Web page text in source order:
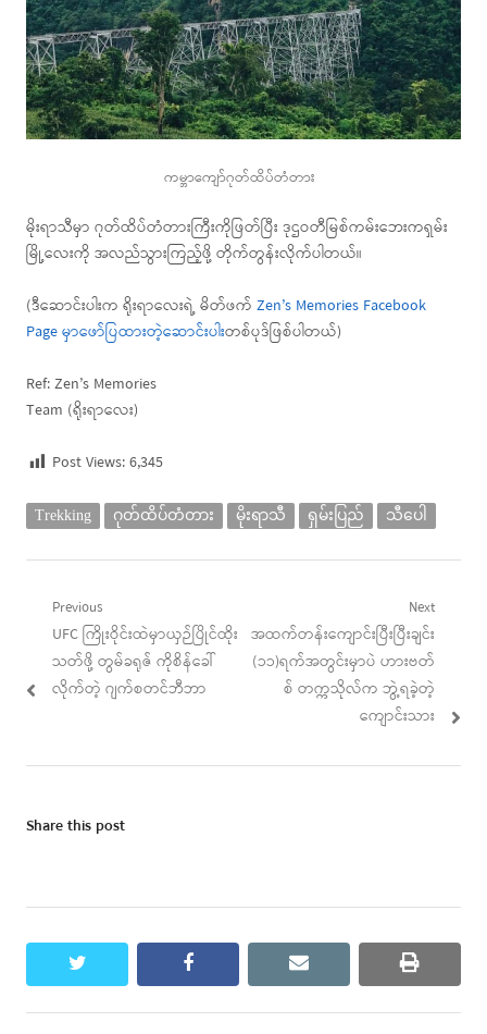
ကမ္ဘာကျော်ဂုတ်ထိပ်တံတား
မိုးရာသီမှာ ဂုတ်ထိပ်တံတားကြီးကိုဖြတ်ပြီး ဒုဌဝတီမြစ်ကမ်းဘေးကရှမ်း
မြို့လေးကို အလည်သွားကြည့်ဖို့ တိုက်တွန်းလိုက်ပါတယ်။
(ဒီဆောင်းပါးက ရိုးရာလေးရဲ့ မိတ်ဖက် Zen’s Memories Facebook
Page မှာဖော်ပြထားတဲ့ဆောင်းပါးတစ်ပုဒ်ဖြစ်ပါတယ်)
Ref: Zen’s Memories
Team (ရိုးရာလေး)
Post Views:6,345
Trekking ဂုတ်ထိပ်တံတား မိုးရာသီ ရှမ်းပြည် သီပေါ
Post
navigation
Previous
Previous
post:
UFC ကြိုးဝိုင်းထဲမှာယှဉ်ပြိုင်ထိုး
သတ်ဖို့ တွမ်ခရုဇ် ကိုစိန်ခေါ်
လိုက်တဲ့ ဂျက်စတင်ဘီဘာ
Next
Next
post:
အထက်တန်းကျောင်းပြီးပြီးချင်း
(၁၁)ရက်အတွင်းမှာပဲ ဟားဗတ်
စ် တက္ကသိုလ်က ဘွဲ့ရခဲ့တဲ့
ကျောင်းသား
Share this post
twitter facebook email print